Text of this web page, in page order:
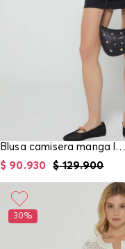
Blusa camisera manga larga para mujer
$ 129.900
$ 90.930
30%